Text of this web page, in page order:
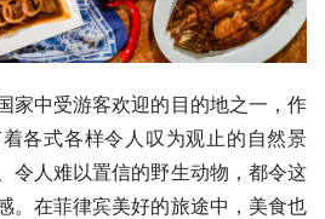
家中受游客欢迎的目的地之一，作
各式各样令人叹为观止的自然景
令人难以置信的野生动物，都令这
。在菲律宾美好的旅途中，美食也